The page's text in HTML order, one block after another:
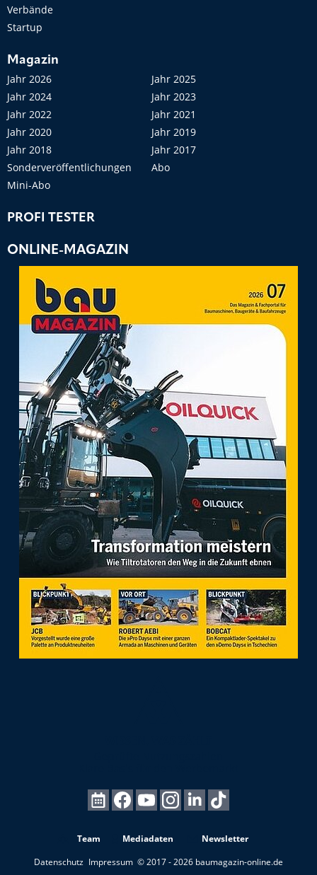
Verbände
Startup
Magazin
Jahr 2026
Jahr 2025
Jahr 2024
Jahr 2023
Jahr 2022
Jahr 2021
Jahr 2020
Jahr 2019
Jahr 2018
Jahr 2017
Sonderveröffentlichungen
Abo
Mini-Abo
PROFI TESTER
ONLINE-MAGAZIN
Team Mediadaten
Newsletter
Datenschutz Impressum © 2017 - 2026 baumagazin-online.de